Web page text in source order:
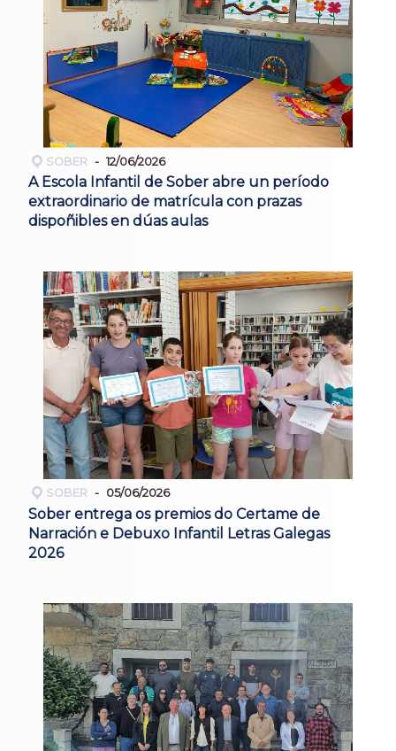
SOBER 12/06/2026
A Escola Infantil de Sober abre un período
extraordinario de matrícula con prazas
dispoñibles en dúas aulas
SOBER 05/06/2026
Sober entrega os premios do Certame de
Narración e Debuxo Infantil Letras Galegas
2026